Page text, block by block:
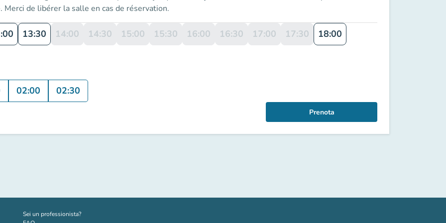
de libérer la salle en cas de réservation.
13:30 14:00 14:30 15:00 15:30 16:00 16:30 17:00 17:30
18:00
02:00 02:30
Prenota
Sei un professionista?(nuova scheda)